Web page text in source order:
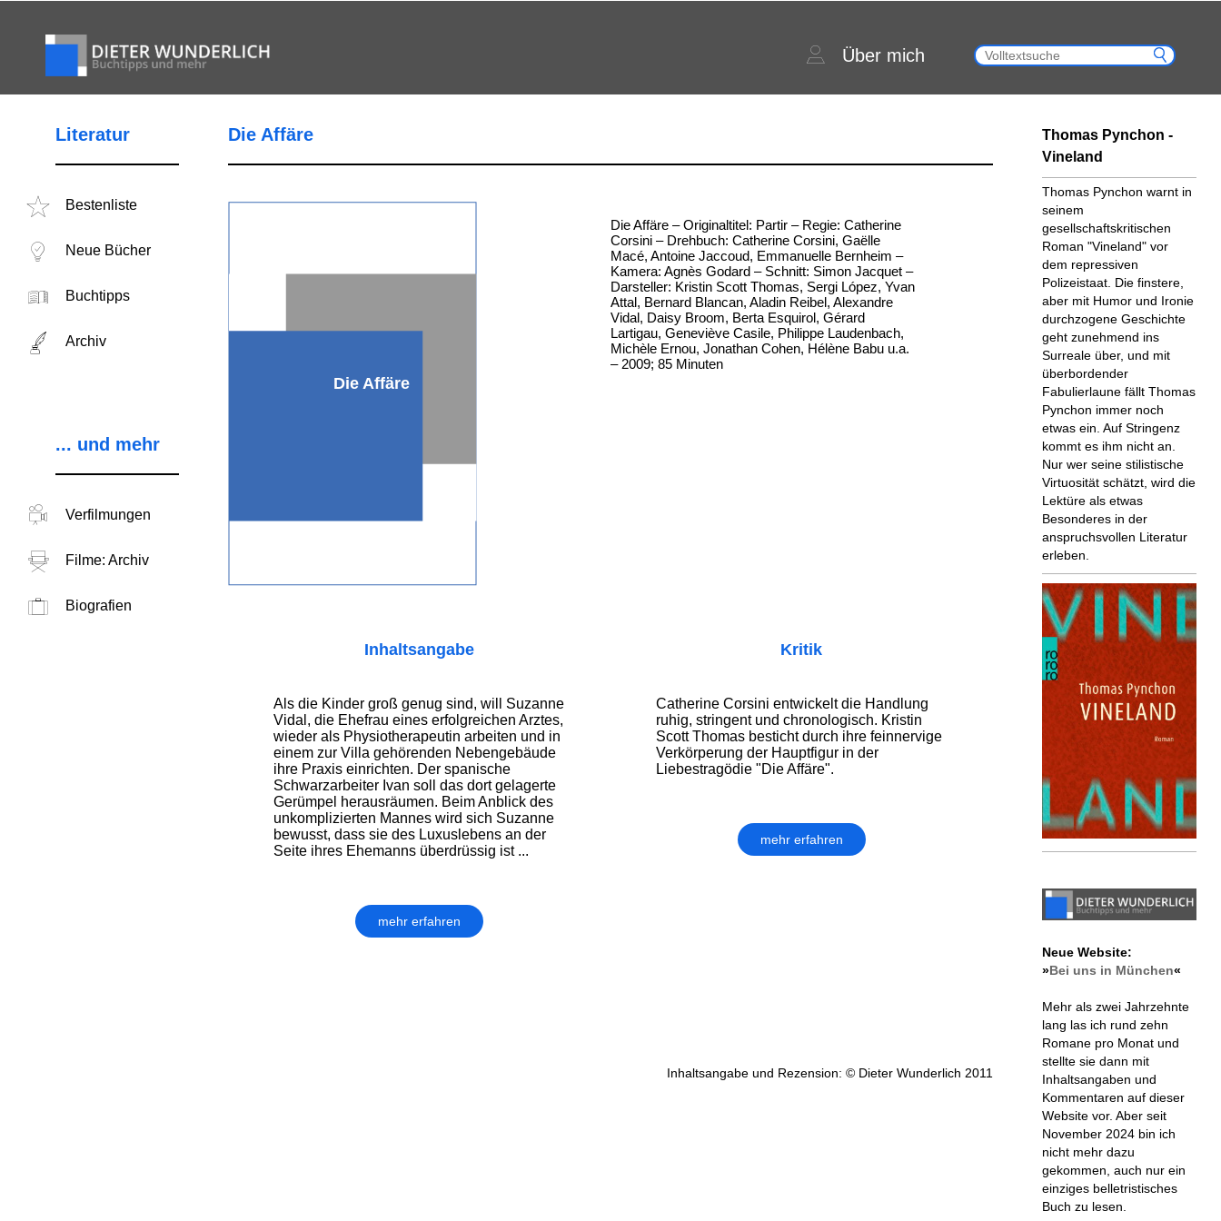
Über mich
Literatur
Bestenliste
Neue Bücher
Buchtipps
Archiv
... und mehr
Verfilmungen
Filme: Archiv
Biografien
Die Affäre
Die Affäre
Die Affäre – Originaltitel: Partir – Regie: Catherine
Corsini – Drehbuch: Catherine Corsini, Gaëlle
Macé, Antoine Jaccoud, Emmanuelle Bernheim –
Kamera: Agnès Godard – Schnitt: Simon Jacquet –
Darsteller: Kristin Scott Thomas, Sergi López, Yvan
Attal, Bernard Blancan, Aladin Reibel, Alexandre
Vidal, Daisy Broom, Berta Esquirol, Gérard
Lartigau, Geneviève Casile, Philippe Laudenbach,
Michèle Ernou, Jonathan Cohen, Hélène Babu u.a.
– 2009; 85 Minuten
Inhaltsangabe
Als die Kinder groß genug sind, will Suzanne
Vidal, die Ehefrau eines erfolgreichen Arztes,
wieder als Physiotherapeutin arbeiten und in
einem zur Villa gehörenden Nebengebäude
ihre Praxis einrichten. Der spanische
Schwarzarbeiter Ivan soll das dort gelagerte
Gerümpel herausräumen. Beim Anblick des
unkomplizierten Mannes wird sich Suzanne
bewusst, dass sie des Luxuslebens an der
Seite ihres Ehemanns überdrüssig ist ...
mehr erfahren
Kritik
Catherine Corsini entwickelt die Handlung
ruhig, stringent und chronologisch. Kristin
Scott Thomas besticht durch ihre feinnervige
Verkörperung der Hauptfigur in der
Liebestragödie "Die Affäre".
mehr erfahren
Inhaltsangabe und Rezension: © Dieter Wunderlich 2011
Thomas Pynchon -
Vineland
Thomas Pynchon warnt in
seinem
gesellschaftskritischen
Roman "Vineland" vor
dem repressiven
Polizeistaat. Die finstere,
aber mit Humor und Ironie
durchzogene Geschichte
geht zunehmend ins
Surreale über, und mit
überbordender
Fabulierlaune fällt Thomas
Pynchon immer noch
etwas ein. Auf Stringenz
kommt es ihm nicht an.
Nur wer seine stilistische
Virtuosität schätzt, wird die
Lektüre als etwas
Besonderes in der
anspruchsvollen Literatur
erleben.
Neue Website:
»Bei uns in München«
Mehr als zwei Jahrzehnte
lang las ich rund zehn
Romane pro Monat und
stellte sie dann mit
Inhaltsangaben und
Kommentaren auf dieser
Website vor. Aber seit
November 2024 bin ich
nicht mehr dazu
gekommen, auch nur ein
einziges belletristisches
Buch zu lesen.